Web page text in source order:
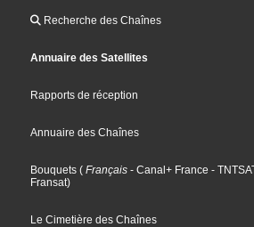
Recherche des Chaînes
Annuaire des Satellites
Rapports de réception
Annuaire des Chaînes
Bouquets ( Français - Canal+ France -
Fransat)
Le Cimetière des Chaînes